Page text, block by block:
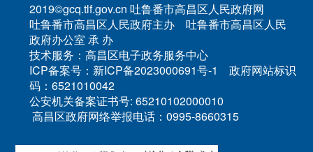
2019©gcq.tlf.gov.cn 吐鲁番市高昌区人民政府网
吐鲁番市高昌区人民政府主办 吐鲁番市高昌区人民
政府办公室 承 办
技术服务：高昌区电子政务服务中心
ICP备案号：新ICP备2023000691号-1 政府网站标识
码：6521010042
公安机关备案证书号: 65210102000010
高昌区政府网络举报电话：0995-8660315